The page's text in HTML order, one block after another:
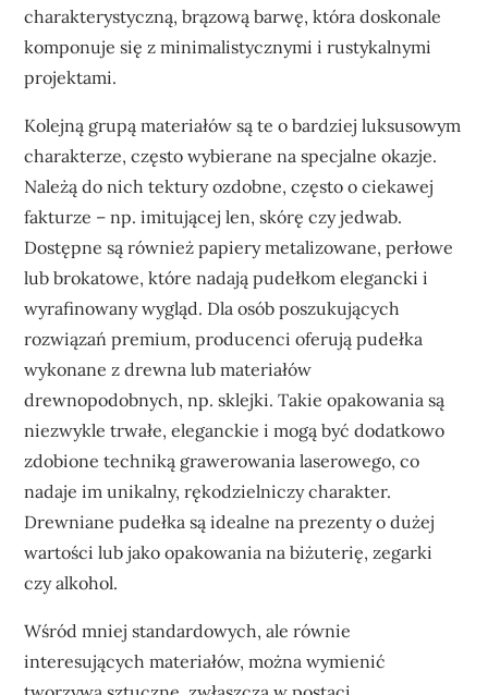
charakterystyczną, brązową barwę, która doskonale
komponuje się z minimalistycznymi i rustykalnymi
projektami.
Kolejną grupą materiałów są te o bardziej luksusowym
charakterze, często wybierane na specjalne okazje.
Należą do nich tektury ozdobne, często o ciekawej
fakturze – np. imitującej len, skórę czy jedwab.
Dostępne są również papiery metalizowane, perłowe
lub brokatowe, które nadają pudełkom elegancki i
wyrafinowany wygląd. Dla osób poszukujących
rozwiązań premium, producenci oferują pudełka
wykonane z drewna lub materiałów
drewnopodobnych, np. sklejki. Takie opakowania są
niezwykle trwałe, eleganckie i mogą być dodatkowo
zdobione techniką grawerowania laserowego, co
nadaje im unikalny, rękodzielniczy charakter.
Drewniane pudełka są idealne na prezenty o dużej
wartości lub jako opakowania na biżuterię, zegarki
czy alkohol.
Wśród mniej standardowych, ale równie
interesujących materiałów, można wymienić